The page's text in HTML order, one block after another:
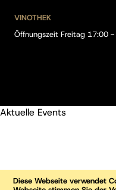
Diese Webseite verwendet
VINOTHEK
Öffnungszeit Freitag 17:00
Aktuelle Events